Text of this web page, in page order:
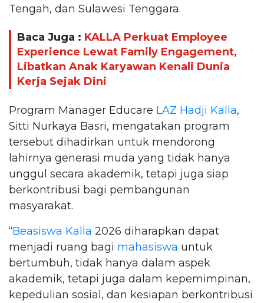
Tengah, dan Sulawesi Tenggara.
Baca Juga : KALLA Perkuat Employee
Experience Lewat Family Engagement,
Libatkan Anak Karyawan Kenali Dunia
Kerja Sejak Dini
Program Manager Educare LAZ Hadji Kalla,
Sitti Nurkaya Basri, mengatakan program
tersebut dihadirkan untuk mendorong
lahirnya generasi muda yang tidak hanya
unggul secara akademik, tetapi juga siap
berkontribusi bagi pembangunan
masyarakat.
“Beasiswa Kalla 2026 diharapkan dapat
menjadi ruang bagi mahasiswa untuk
bertumbuh, tidak hanya dalam aspek
akademik, tetapi juga dalam kepemimpinan,
kepedulian sosial, dan kesiapan berkontribusi